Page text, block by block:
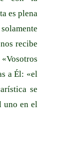
es plena
recibe
a Él: «el
se
uno en el